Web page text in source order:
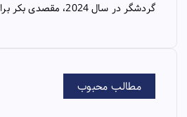
گردشگر در سال 2024، مقصدی بکر برای ایرانی‌هاست. از…
مطالب محبوب